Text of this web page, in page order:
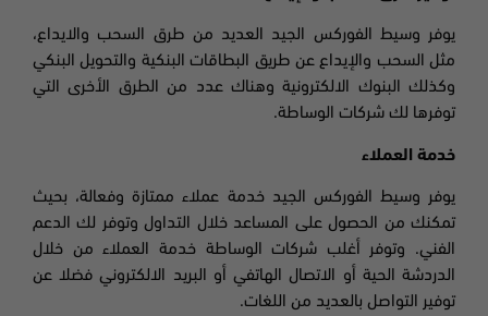
يوفر وسيط الفوركس الجيد العديد من طرق السحب والايداع،
مثل السحب والإيداع عن طريق البطاقات البنكية والتحويل البنكي
وكذلك البنوك الالكترونية وهناك عدد من الطرق الأخرى التي
توفرها لك شركات الوساطة.
خدمة العملاء
يوفر وسيط الفوركس الجيد خدمة عملاء ممتازة وفعالة، بحيث
تمكنك من الحصول على المساعد خلال التداول وتوفر لك الدعم
الفني. وتوفر أغلب شركات الوساطة خدمة العملاء من خلال
الدردشة الحية أو الاتصال الهاتفي أو البريد الالكتروني فضلا عن
توفير التواصل بالعديد من اللغات.